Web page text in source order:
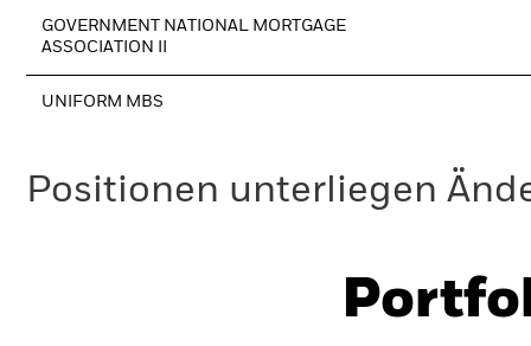
GOVERNMENT NATIONAL MORTGAGE
ASSOCIATION II
UNIFORM MBS
Positionen unterliegen